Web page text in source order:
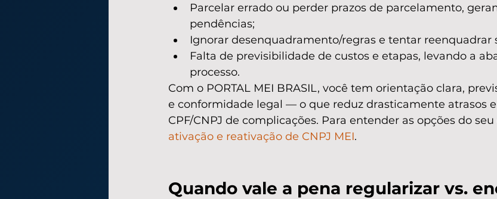
Parcelar errado ou perder prazos de parcelamento,
pendências;
Ignorar desenquadramento/regras e tentar reenquadrar
Falta de previsibilidade de custos e etapas, levando a
processo.
Com o PORTAL MEI BRASIL, você tem orientação clara,
e conformidade legal — o que reduz drasticamente atrasos
CPF/CNPJ de complicações. Para entender as opções do seu
ativação e reativação de CNPJ MEI.
Quando vale a pena regularizar vs.